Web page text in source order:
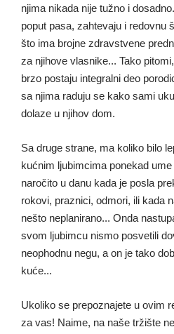
njima nikada nije tužno i
poput pasa, zahtevaju i redovnu
što ima brojne zdravstvene
za njihove vlasnike... Tako
brzo postaju integralni deo
sa njima raduju se kako sami
dolaze u njihov dom.
Sa druge strane, ma koliko bilo
kućnim ljubimcima ponekad
naročito u danu kada je posla
rokovi, praznici, odmori, ili kada
nešto neplanirano... Onda
svom ljubimcu nismo posvetili
neophodnu negu, a on je tako
kuće...
Ukoliko se prepoznajete u ovim
za vas! Naime, na naše tržište